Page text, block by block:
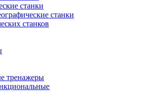
станки
станки
станков
тренажеры